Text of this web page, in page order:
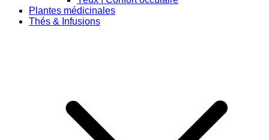
Plantes médicinales
Thés & Infusions